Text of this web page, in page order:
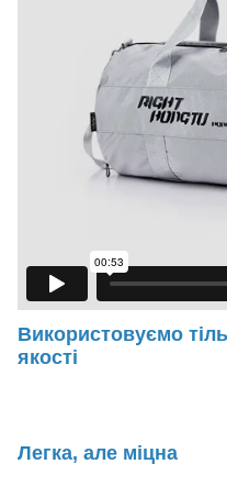
Використовуємо
якості
Легка, але міцна